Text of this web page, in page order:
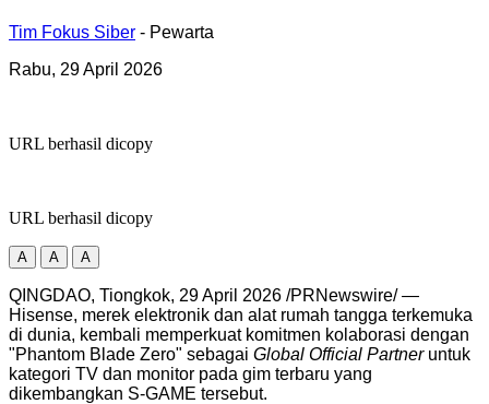
Tim Fokus Siber - Pewarta
Rabu, 29 April 2026
URL berhasil dicopy
URL berhasil dicopy
A A A
QINGDAO, Tiongkok, 29 April 2026 /PRNewswire/ —
Hisense, merek elektronik dan alat rumah tangga terkemuka
di dunia, kembali memperkuat komitmen kolaborasi dengan
"Phantom Blade Zero" sebagai Global Official Partneruntuk
kategori TV dan monitor pada gim terbaru yang
dikembangkan S-GAME tersebut.